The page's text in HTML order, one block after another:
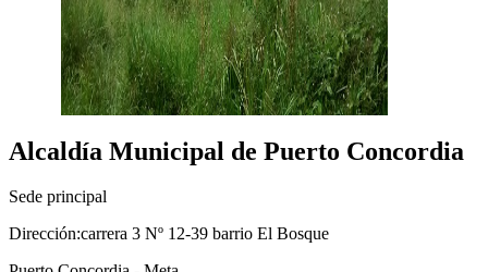
Alcaldía Municipal de Puerto Concordia
Sede principal
Dirección:carrera 3 Nº 12-39 barrio El Bosque